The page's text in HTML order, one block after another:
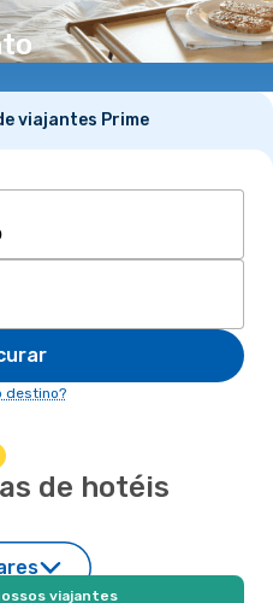
viajantes Prime
destino?
de hotéis
viajantes